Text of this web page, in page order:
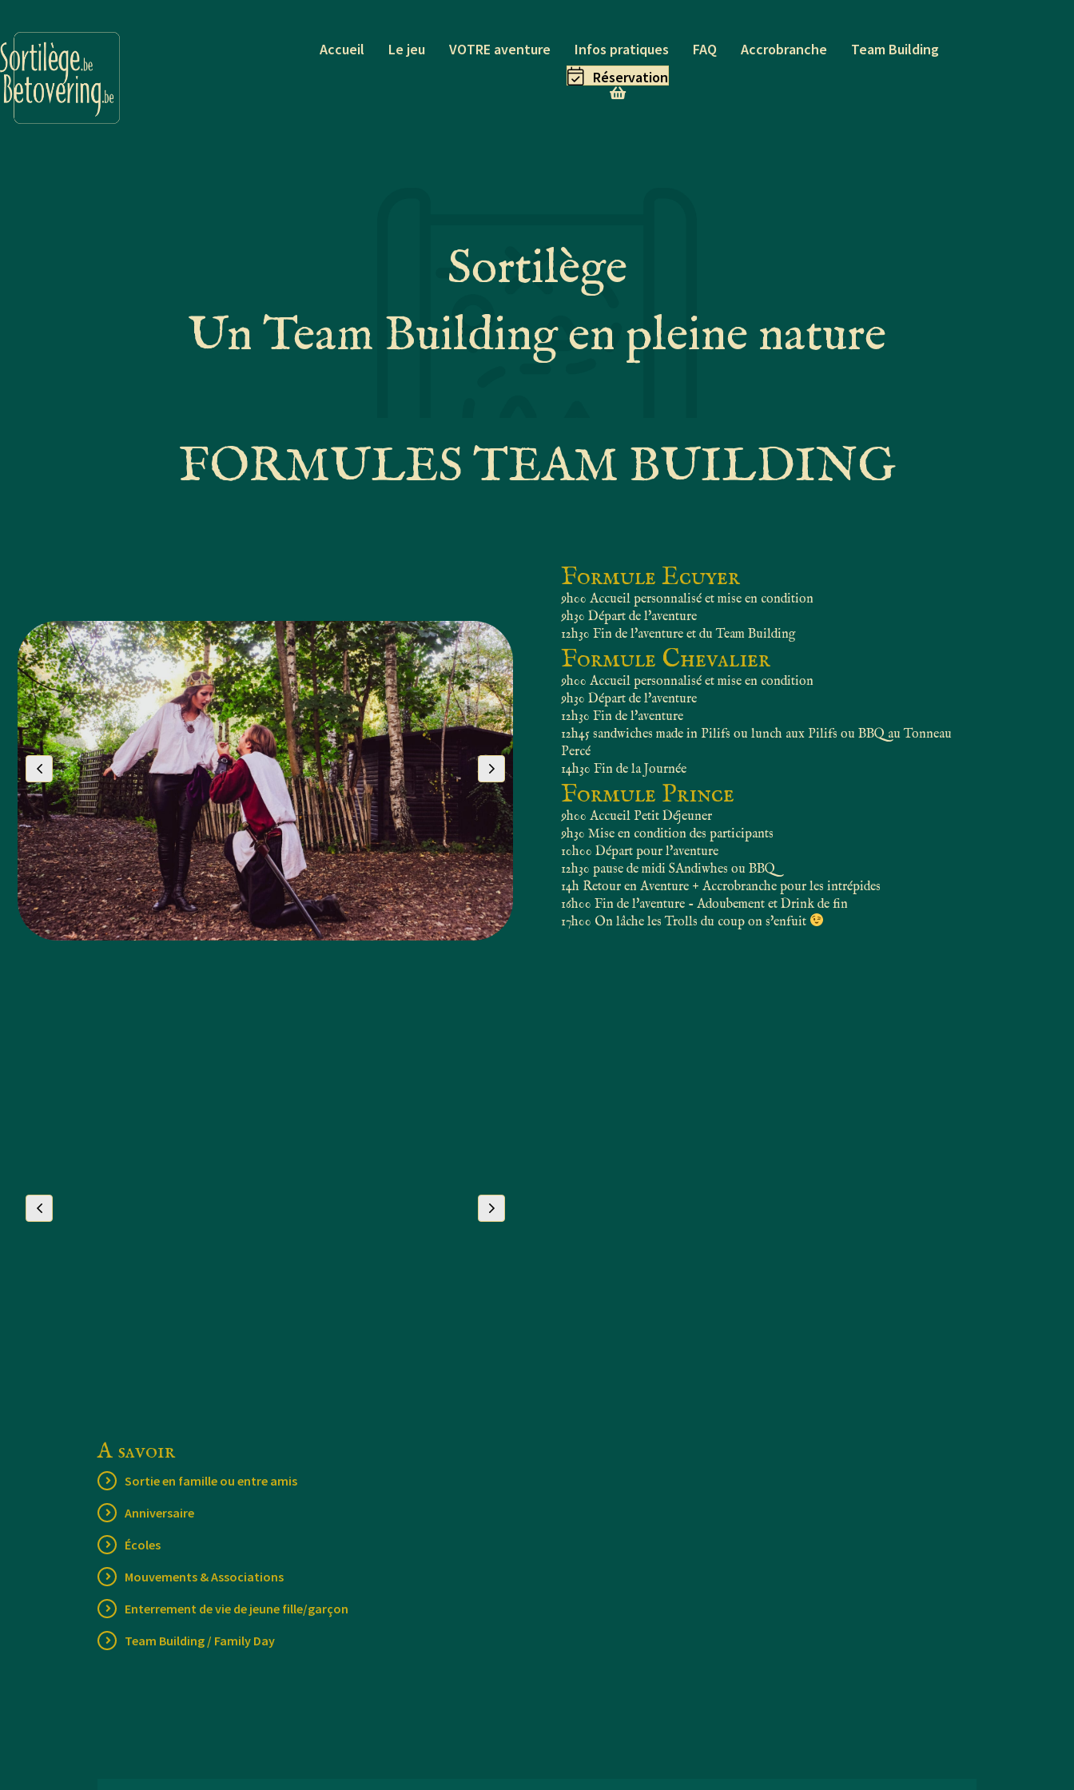
Accueil Le jeu VOTRE aventure Infos pratiques FAQ Accrobranche
Team Building
Réservation
Sortilège
Un Team Building en pleine nature
FORMULES TEAM BUILDING
Formule Ecuyer
9h00 Accueil personnalisé et mise en condition
9h30 Départ de l'aventure
12h30 Fin de l'aventure et du Team Building
Formule Chevalier
9h00 Accueil personnalisé et mise en condition
9h30 Départ de l'aventure
12h30 Fin de l'aventure
12h45 sandwiches made in Pilifs ou lunch aux Pilifs ou BBQ au Tonneau
Percé
14h30 Fin de la Journée
Formule Prince
9h00 Accueil Petit Déjeuner
9h30 Mise en condition des participants
10h00 Départ pour l'aventure
12h30 pause de midi SAndiwhes ou BBQ
14h Retour en Aventure + Accrobranche pour les intrépides
16h00 Fin de l'aventure - Adoubement et Drink de fin
17h00 On lâche les Trolls du coup on s'enfuit
A savoir
Sortie en famille ou entre amis
Anniversaire
Écoles
Mouvements & Associations
Enterrement de vie de jeune fille/garçon
Team Building / Family Day